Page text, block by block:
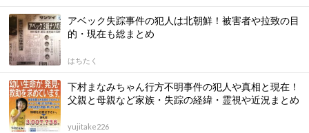
アベック失踪事件の犯人は北朝鮮！被害者や拉致の目
的・現在も総まとめ
はちたく
下村まなみちゃん行方不明事件の犯人や真相と現在！
父親と母親など家族・失踪の経緯・霊視や近況まとめ
yujitake226